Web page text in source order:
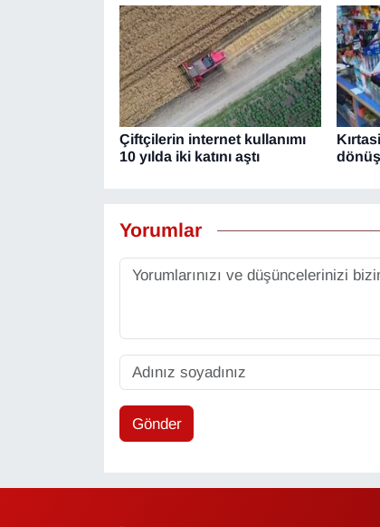
Çiftçilerin internet kullanımı
10 yılda iki katını aştı
Yorumlar
Gönder